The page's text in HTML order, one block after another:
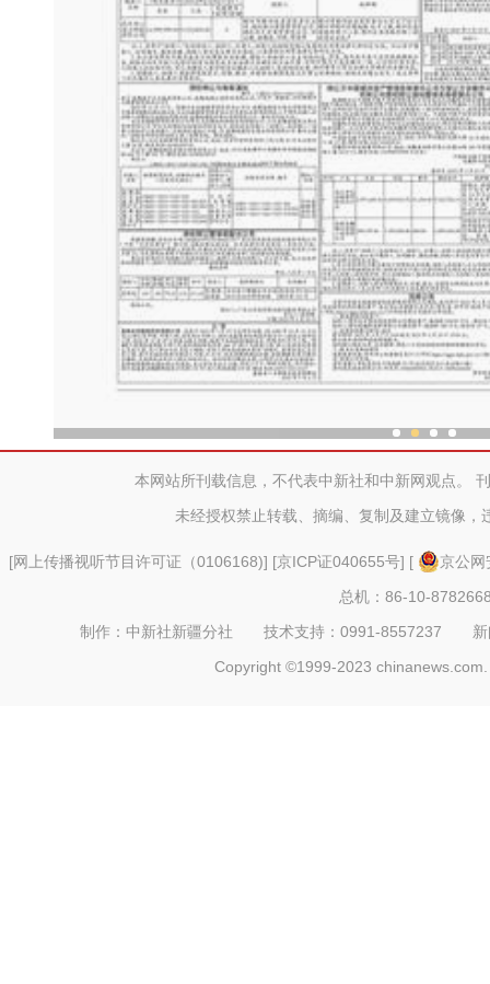
本网站所刊载信息，不代表中新社和中新网观点。
未经授权禁止转载、摘编、复制及建立镜像，
[网上传播视听节目许可证（0106168)] [京ICP证040655号] [
京公
总机：86-10-
制作：中新社新疆分社 技术支持：0991-8557237
Copyright ©1999-2023